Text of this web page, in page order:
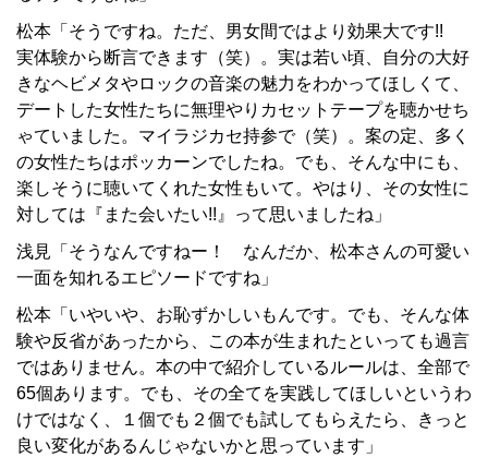
松本「そうですね。ただ、男女間ではより効果大です!!
実体験から断言できます（笑）。実は若い頃、自分の大好
きなヘビメタやロックの音楽の魅力をわかってほしくて、
デートした女性たちに無理やりカセットテープを聴かせち
ゃていました。マイラジカセ持参で（笑）。案の定、多く
の女性たちはポッカーンでしたね。でも、そんな中にも、
楽しそうに聴いてくれた女性もいて。やはり、その女性に
対しては『また会いたい!!』って思いましたね」
浅見「そうなんですねー！ なんだか、松本さんの可愛い
一面を知れるエピソードですね」
松本「いやいや、お恥ずかしいもんです。でも、そんな体
験や反省があったから、この本が生まれたといっても過言
ではありません。本の中で紹介しているルールは、全部で
65個あります。でも、その全てを実践してほしいというわ
けではなく、１個でも２個でも試してもらえたら、きっと
良い変化があるんじゃないかと思っています」